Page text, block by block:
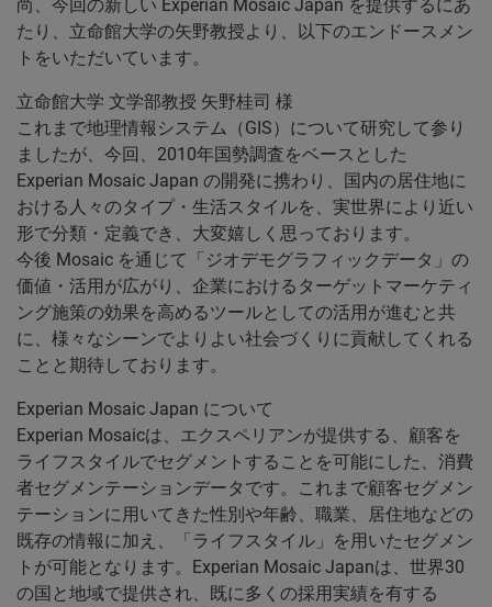
尚、今回の新しい Experian Mosaic Japan を提供するにあ
たり、立命館大学の矢野教授より、以下のエンドースメン
トをいただいています。
立命館大学 文学部教授 矢野桂司 様
これまで地理情報システム（GIS）について研究して参り
ましたが、今回、2010年国勢調査をベースとした
Experian Mosaic Japan の開発に携わり、国内の居住地に
おける人々のタイプ・生活スタイルを、実世界により近い
形で分類・定義でき、大変嬉しく思っております。
今後 Mosaic を通じて「ジオデモグラフィックデータ」の
価値・活用が広がり、企業におけるターゲットマーケティ
ング施策の効果を高めるツールとしての活用が進むと共
に、様々なシーンでよりよい社会づくりに貢献してくれる
ことと期待しております。
Experian Mosaic Japan について
Experian Mosaicは、エクスペリアンが提供する、顧客を
ライフスタイルでセグメントすることを可能にした、消費
者セグメンテーションデータです。これまで顧客セグメン
テーションに用いてきた性別や年齢、職業、居住地などの
既存の情報に加え、「ライフスタイル」を用いたセグメン
トが可能となります。Experian Mosaic Japanは、世界30
の国と地域で提供され、既に多くの採用実績を有する